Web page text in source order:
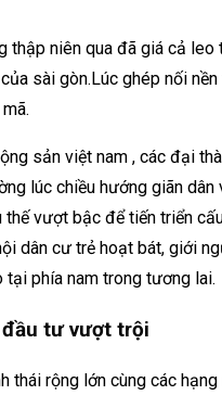
niên qua đã giá cả
sài gòn.Lúc ghép nối
sản việt nam , các đại
lúc chiều hướng giãn dân
vượt bậc để tiến triển
dân cư trẻ hoạt bát, giới
phía nam trong tương lai.
tư vượt trội
thái rộng lớn cùng các